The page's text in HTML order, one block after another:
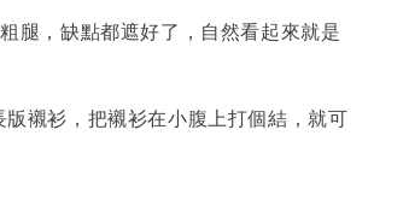
腿，缺點都遮好了，自然看起來就是
襯衫，把襯衫在小腹上打個結，就可